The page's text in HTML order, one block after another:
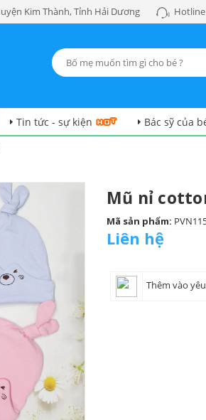
Kim Thành, Tỉnh Hải Dương
Tin tức - sự kiện Bác sỹ của
Mũ nỉ
Mã sản phẩm:
Liên hệ
Thêm vào